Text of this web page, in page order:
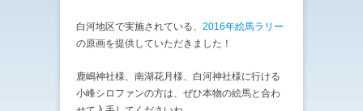
白河地区で実施されている、 2016年絵馬ラリー
の原画を提供していただきました！
鹿嶋神社様、南湖花月様、白河神社様に行ける
小峰シロファンの方は、ぜひ本物の絵馬と合わ